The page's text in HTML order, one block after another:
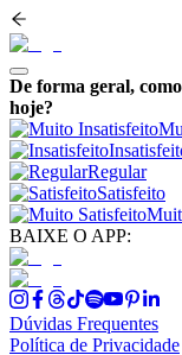
De forma geral,
hoje?
Regular
Satisfeito
BAIXE O APP:
Dúvidas Frequentes
Política de Privacidade